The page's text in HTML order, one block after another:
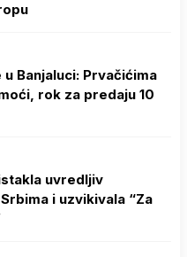
Banjaluci: Prvačićima
rok za predaju 10
uvredljiv
i uzvikivala “Za